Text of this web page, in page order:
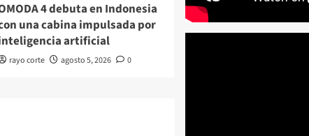
4 debuta en Indonesia
una cabina impulsada por
artificial
rayo corte agosto 5, 2026 0